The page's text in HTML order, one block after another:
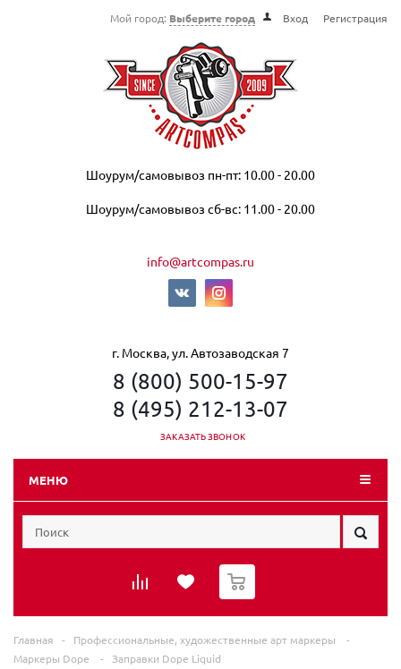
Мой город: Выберите город Вход Регистрация
Шоурум/самовывоз пн-пт: 10.00 - 20.00
Шоурум/самовывоз сб-вс: 11.00 - 20.00
info@artcompas.ru
г. Москва, ул. Автозаводская 7
8 (800) 500-15-97
8 (495) 212-13-07
ЗАКАЗАТЬ ЗВОНОК
МЕНЮ
0
Главная - Профессиональные, художественные арт маркеры
-
Маркеры Dope
- Заправки Dope Liquid